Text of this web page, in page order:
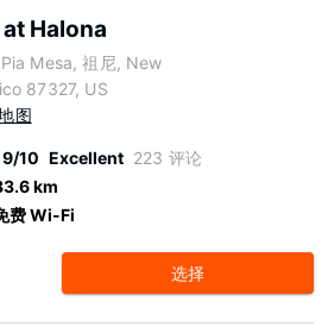
Halona
Mesa, 祖尼, New
87327, US
图
9/10 Excellent 223 评论
km
费 Wi-Fi
选择